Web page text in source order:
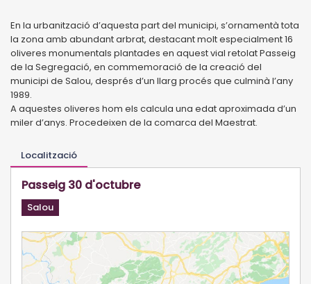
En la urbanització d’aquesta part del municipi, s’ornamentà tota
la zona amb abundant arbrat, destacant molt especialment 16
oliveres monumentals plantades en aquest vial retolat Passeig
de la Segregació, en commemoració de la creació del
municipi de Salou, després d’un llarg procés que culminà l’any
1989.
A aquestes oliveres hom els calcula una edat aproximada d’un
miler d’anys. Procedeixen de la comarca del Maestrat.
Localització
Passeig 30 d'octubre
Salou